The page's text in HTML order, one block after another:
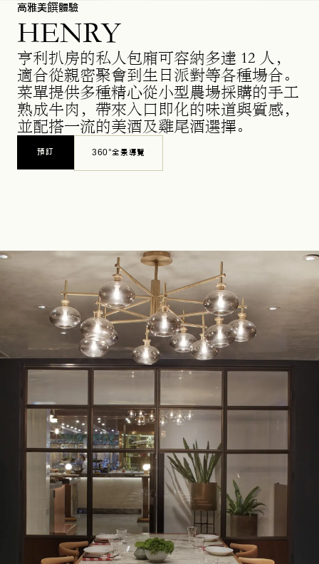
高雅美饌體驗
HENRY
亨利扒房的私人包廂可容納多達 12 人，
適合從親密聚會到生日派對等各種場合。
菜單提供多種精心從小型農場採購的手工
熟成牛肉，帶來入口即化的味道與質感，
並配搭一流的美酒及雞尾酒選擇。
預訂
OPENS IN A NEW TAB
360°全景導覽